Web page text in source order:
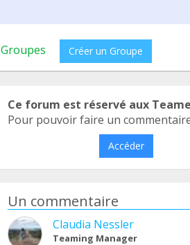
Groupes Créer un Groupe
Ce forum est réservé aux
Pour pouvoir faire un
Accéder
Un commentaire
Claudia Nessler
Teaming Manager